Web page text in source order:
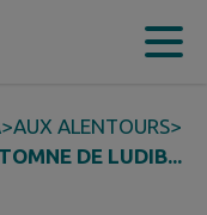
>AUX ALENTOURS>
DE LUDIB...